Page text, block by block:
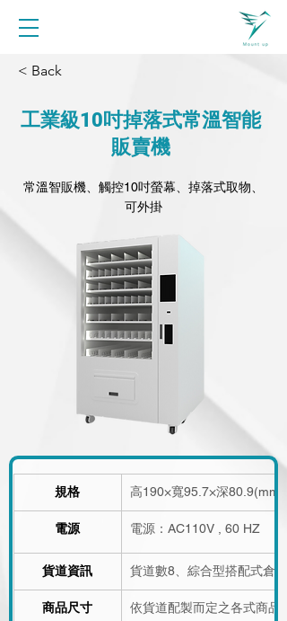
< Back
工業級10吋掉落式常溫智能
販賣機
常溫智販機、觸控10吋螢幕、掉落式取物、
可外掛
規格 高190×寬95.7×深80.9(mm)
電源 電源：AC110V , 60 HZ
貨道資訊 貨道數8、綜合型搭配式倉
商品尺寸 依貨道配製而定之各式商品